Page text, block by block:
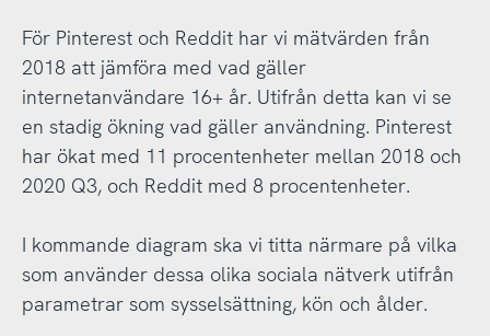
För Pinterest och Reddit har vi mätvärden från
2018 att jämföra med vad gäller
internetanvändare 16+ år. Utifrån detta kan vi se
en stadig ökning vad gäller användning. Pinterest
har ökat med 11 procentenheter mellan 2018 och
2020 Q3, och Reddit med 8 procentenheter.
I kommande diagram ska vi titta närmare på vilka
som använder dessa olika sociala nätverk utifrån
parametrar som sysselsättning, kön och ålder.